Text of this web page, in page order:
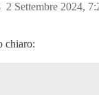
2 Settembre 2024,
chiaro: